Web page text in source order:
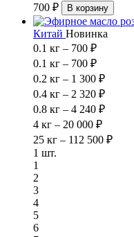
700 ₽
В корзину
Китай Новинка
0.1 кг – 700 ₽
0.1 кг – 700 ₽
0.2 кг – 1 300 ₽
0.4 кг – 2 320 ₽
0.8 кг – 4 240 ₽
4 кг – 20 000 ₽
25 кг – 112 500 ₽
1 шт.
1
2
3
4
5
6